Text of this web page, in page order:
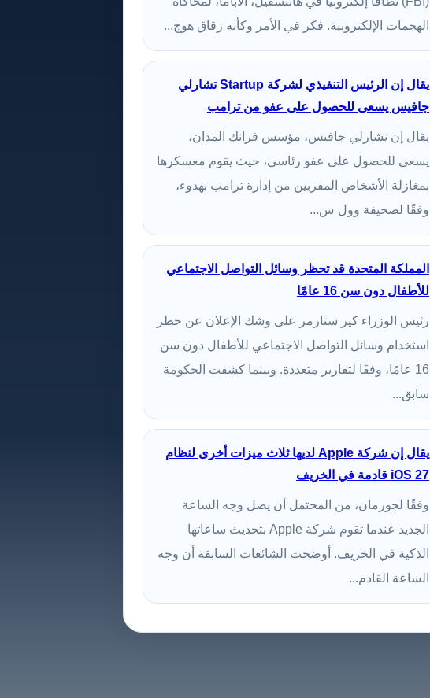
الهجمات الإلكترونية. فكر في الأمر وكأنه زقاق هوج...
يقال إن الرئيس التنفيذي لشركة Startup تشارلي
جافيس يسعى للحصول على عفو من ترامب
يقال إن تشارلي جافيس، مؤسس فرانك المدان،
يسعى للحصول على عفو رئاسي، حيث يقوم معسكرها
بمغازلة الأشخاص المقربين من إدارة ترامب بهدوء،
وفقًا لصحيفة وول س...
المملكة المتحدة قد تحظر وسائل التواصل الاجتماعي
للأطفال دون سن 16 عامًا
رئيس الوزراء كير ستارمر على وشك الإعلان عن حظر
استخدام وسائل التواصل الاجتماعي للأطفال دون سن
16 عامًا، وفقًا لتقارير متعددة. وبينما كشفت الحكومة
سابق...
يقال إن شركة Apple لديها ثلاث ميزات أخرى لنظام
iOS 27 قادمة في الخريف
وفقًا لجورمان، من المحتمل أن يصل وجه الساعة
الجديد عندما تقوم شركة Apple بتحديث ساعاتها
الذكية في الخريف. أوضحت الشائعات السابقة أن وجه
الساعة القادم...